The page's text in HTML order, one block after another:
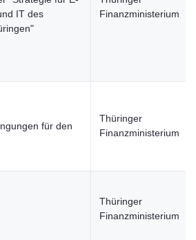
IT des
Finanzministerium
für den
Thüringer
Finanzministerium
Thüringer
Finanzministerium